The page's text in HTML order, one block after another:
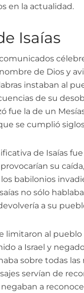
en la actualidad.
Isaías
de Dios y
instaban al
de su
fue la de un
se cumplió
de Isaías
su
babilonios
no sólo
a su
limitaron al
a Israel y
sobre todas
servían de
a